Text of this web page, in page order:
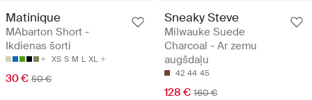
Matinique
MAbarton Short -
Ikdienas šorti
XS S M L XL
30 € 50 €
Sneaky Steve
Milwauke Suede
Charcoal - Ar zemu
augšdaļu
42 44 45
128 € 160 €